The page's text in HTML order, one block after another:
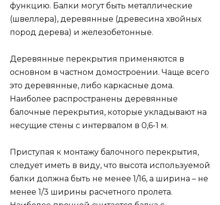
функцию. Балки могут быть металлические
(швеллера), деревянные (древесина хвойных
пород дерева) и железобетонные.
Деревянные перекрытия применяются в
основном в частном домостроении. Чаще всего
это деревянные, либо каркасные дома.
Наиболее распространены деревянные
балочные перекрытия, которые укладывают на
несущие стены с интервалом в 0,6-1 м.
Приступая к монтажу балочного перекрытия,
следует иметь в виду, что высота используемой
балки должна быть не менее 1/16, а ширина – не
менее 1/3 ширины расчетного пролета.